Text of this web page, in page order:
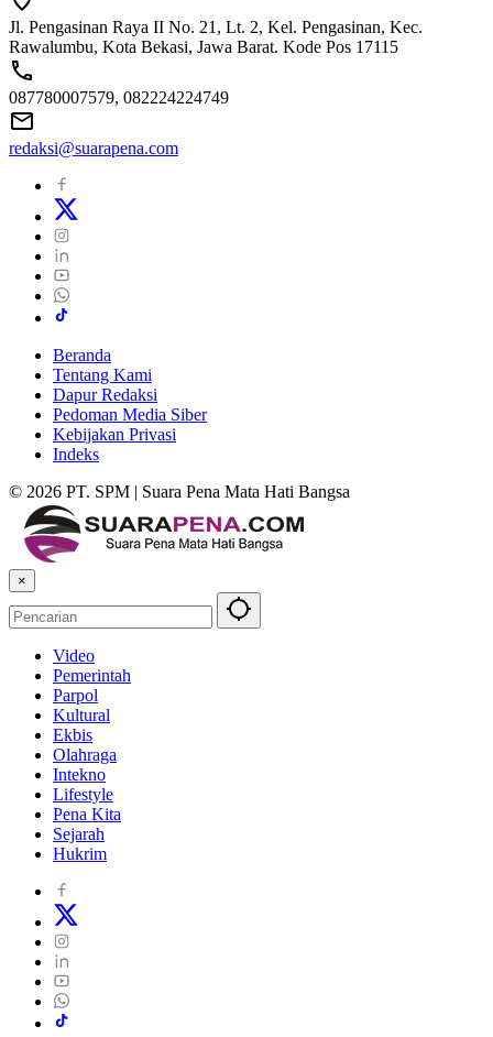
Jl. Pengasinan Raya II No. 21, Lt. 2, Kel. Pengasinan, Kec.
Rawalumbu, Kota Bekasi, Jawa Barat. Kode Pos 17115
087780007579, 082224224749
redaksi@suarapena.com
Beranda
Tentang Kami
Dapur Redaksi
Pedoman Media Siber
Kebijakan Privasi
Indeks
© 2026 PT. SPM | Suara Pena Mata Hati Bangsa
×
Video
Pemerintah
Parpol
Kultural
Ekbis
Olahraga
Intekno
Lifestyle
Pena Kita
Sejarah
Hukrim